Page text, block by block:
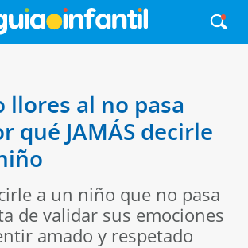
llores al no pasa
qué JAMÁS decirle
a un niño que no pasa
de validar sus emociones
amado y respetado